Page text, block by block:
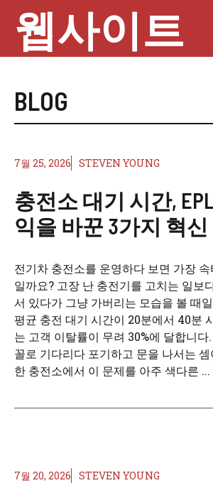
content
웹사이트
BLOG
7월 25, 2026 STEVEN YOUNG
충전소 대기 시간,
익을 바꾼 3가지 혁신
전기차 충전소를 운영하다 보면 가장
일까요? 고장 난 충전기를 고치는 일보
서 있다가 그냥 가버리는 모습을 볼 때
평균 충전 대기 시간이 20분에서 40분
는 고객 이탈률이 무려 30%에 달합니다
꼴로 기다리다 포기하고 문을 나서는
한 충전소에서 이 문제를 아주 색다른 ...
7월 20, 2026 STEVEN YOUNG